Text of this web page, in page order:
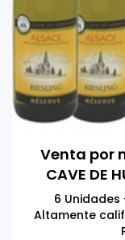
Venta por
CAVE DE
6 Unidades
Altamente